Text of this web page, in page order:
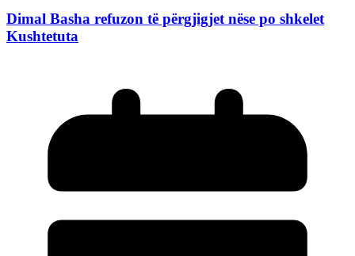
Dimal Basha refuzon të përgjigjet nëse po shkelet
Kushtetuta